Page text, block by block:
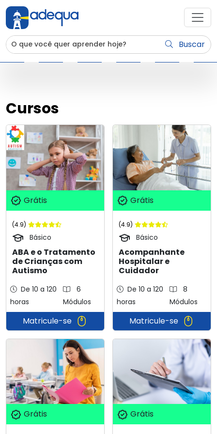
Buscar
Cursos
Grátis
(4.9)
Básico
ABA e o Tratamento
de Crianças com
Autismo
De 10 a 120
horas
6
Módulos
Matricule-se
Grátis
(4.9)
Básico
Acompanhante
Hospitalar e
Cuidador
De 10 a 120
horas
8
Módulos
Matricule-se
Grátis Grátis